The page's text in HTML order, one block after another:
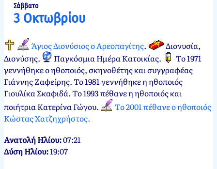
20122
Οκτωβρίου,
Σάββατο
3 Οκτωβρίου
Άγιος Διονύσιος ο Αρεοπαγίτης.
Διονυσία,
Διονύσης. Παγκόσμια Ημέρα Κατοικίας.
Το 1971
γεννήθηκε ο ηθοποιός, σκηνοθέτης και συγγραφέας
Γιάννης Ζαφείρης. Το 1981 γεννήθηκε η ηθοποιός
Γιουλίκα Σκαφιδά. Το 1993 πέθανε η ηθοποιός και
ποιήτρια Κατερίνα Γώγου.
Το 2001 πέθανε ο ηθοποιός
Κώστας Χατζηχρήστος.
Ανατολή Ηλίου:07:21
Δύση Ηλίου:19:07